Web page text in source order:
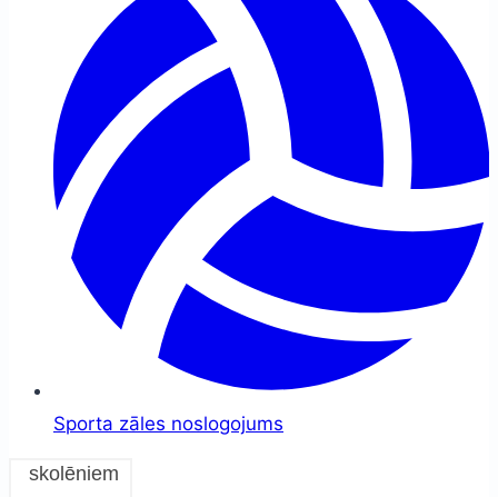
Sporta zāles noslogojums
skolēniem